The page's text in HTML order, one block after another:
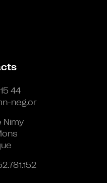
44
neg.or
Nimy